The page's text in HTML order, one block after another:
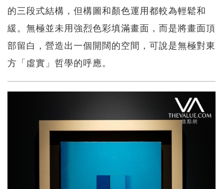
的三段式結構，但構圖和顏色運用都較為輕鬆和
緩。無極並未用強烈色彩填滿畫面，而是將畫面頂
部留白，營造出一個開闊的空間，可說是無極對東
方「虛實」哲學的呼應。